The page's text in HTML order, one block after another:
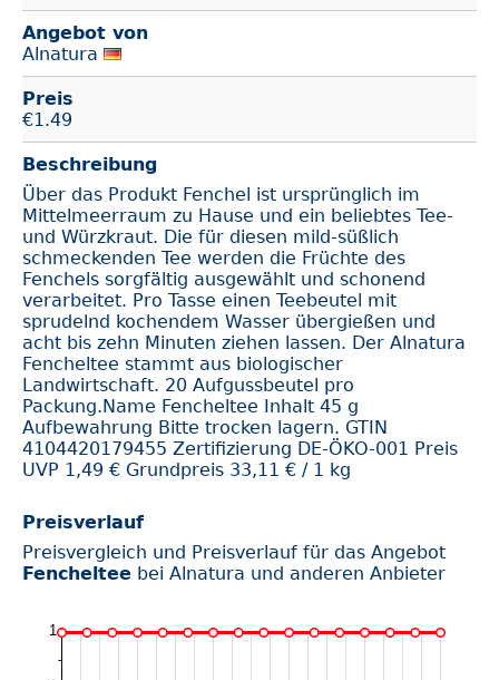
Angebot von
Alnatura
Preis
€1.49
Beschreibung
Über das Produkt Fenchel ist ursprünglich im
Mittelmeerraum zu Hause und ein beliebtes Tee-
und Würzkraut. Die für diesen mild-süßlich
schmeckenden Tee werden die Früchte des
Fenchels sorgfältig ausgewählt und schonend
verarbeitet. Pro Tasse einen Teebeutel mit
sprudelnd kochendem Wasser übergießen und
acht bis zehn Minuten ziehen lassen. Der Alnatura
Fencheltee stammt aus biologischer
Landwirtschaft. 20 Aufgussbeutel pro
Packung.Name Fencheltee Inhalt 45 g
Aufbewahrung Bitte trocken lagern. GTIN
4104420179455 Zertifizierung DE-ÖKO-001 Preis
UVP 1,49 € Grundpreis 33,11 € / 1 kg
Preisverlauf
Preisvergleich und Preisverlauf für das Angebot
Fencheltee bei Alnatura und anderen Anbieter